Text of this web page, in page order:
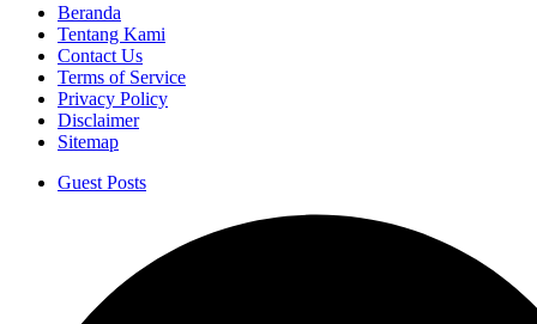
Beranda
Tentang Kami
Contact Us
Terms of Service
Privacy Policy
Disclaimer
Sitemap
Guest Posts